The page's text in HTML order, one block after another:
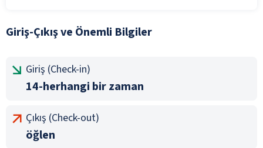
Giriş-Çıkış ve Önemli Bilgiler
Giriş (Check-in)
14-herhangi bir zaman
Çıkış (Check-out)
öğlen